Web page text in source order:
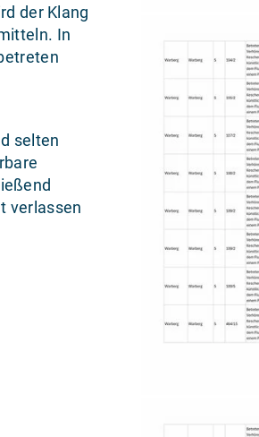
der Klang
In
selten
verlassen